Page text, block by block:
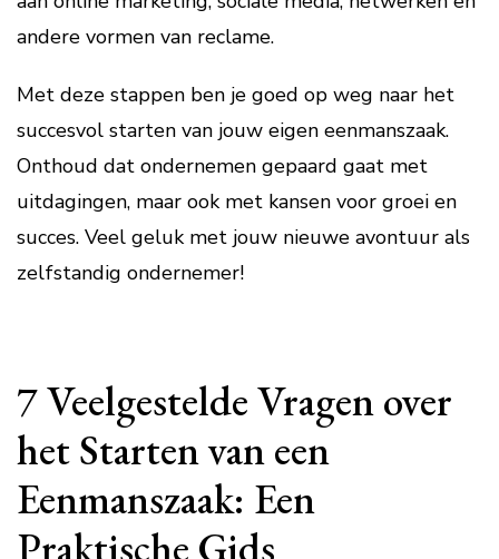
andere vormen van reclame.
Met deze stappen ben je goed op weg naar het
succesvol starten van jouw eigen eenmanszaak.
Onthoud dat ondernemen gepaard gaat met
uitdagingen, maar ook met kansen voor groei en
succes. Veel geluk met jouw nieuwe avontuur als
zelfstandig ondernemer!
7 Veelgestelde Vragen over
het Starten van een
Eenmanszaak: Een
Praktische Gids